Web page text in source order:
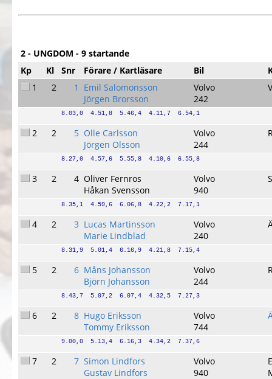
2 - UNGDOM - 9 startande
Kp
Kl Snr Förare / Kartläsare Bil
1
2 1
Emil Salomonsson
Jörgen Brorsson
Volvo
242
8.03,0  4.51,8  5.46,4  4.11,7  6.54,1
2 2 5 Olle Carlsson
Jörgen Olsson
Volvo
244
8.27,0  4.57,6  5.55,8  4.10,6  6.55,8
3 2 4 Oliver Fernros
Håkan Svensson
Volvo
940
8.35,1  4.59,6  6.06,8  4.22,2  7.17,1
4 2 3 Lucas Martinsson
Marie Lindblad
Volvo
240
8.31,9  5.01,4  6.16,9  4.21,8  7.15,4
5 2 6 Måns Johansson
Björn Johansson
Volvo
244
8.43,7  5.07,2  6.07,4  4.32,5  7.27,3
6 2 8 Hugo Eriksson
Tommy Eriksson
Volvo
744
9.00,0  5.13,4  6.16,3  4.34,2  7.37,6
7 2 7 Simon Lindfors
Gustav Lindfors
Volvo
940